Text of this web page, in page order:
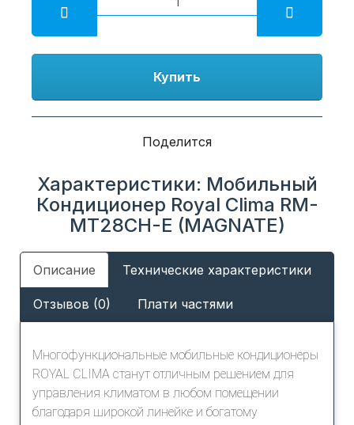
Купить
Поделится
Характеристики: Мобильный
Кондиционер Royal Clima RM-
MT28CH-E (MAGNATE)
Описание Технические характеристики
Отзывов (0) Плати частями
Многофункциональные мобильные кондиционеры
ROYAL CLIMA станут отличным решением для
управления климатом в любом помещении
благодаря широкой линейке и богатому